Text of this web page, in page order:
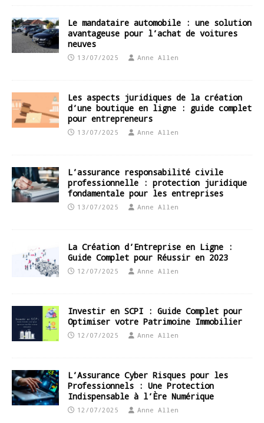
Le mandataire automobile : une solution
avantageuse pour l’achat de voitures
neuves
13/07/2025 Anne Allen
Les aspects juridiques de la création
d’une boutique en ligne : guide complet
pour entrepreneurs
13/07/2025 Anne Allen
L’assurance responsabilité civile
professionnelle : protection juridique
fondamentale pour les entreprises
13/07/2025 Anne Allen
La Création d’Entreprise en Ligne :
Guide Complet pour Réussir en 2023
12/07/2025 Anne Allen
Investir en SCPI : Guide Complet pour
Optimiser votre Patrimoine Immobilier
12/07/2025 Anne Allen
L’Assurance Cyber Risques pour les
Professionnels : Une Protection
Indispensable à l’Ère Numérique
12/07/2025 Anne Allen